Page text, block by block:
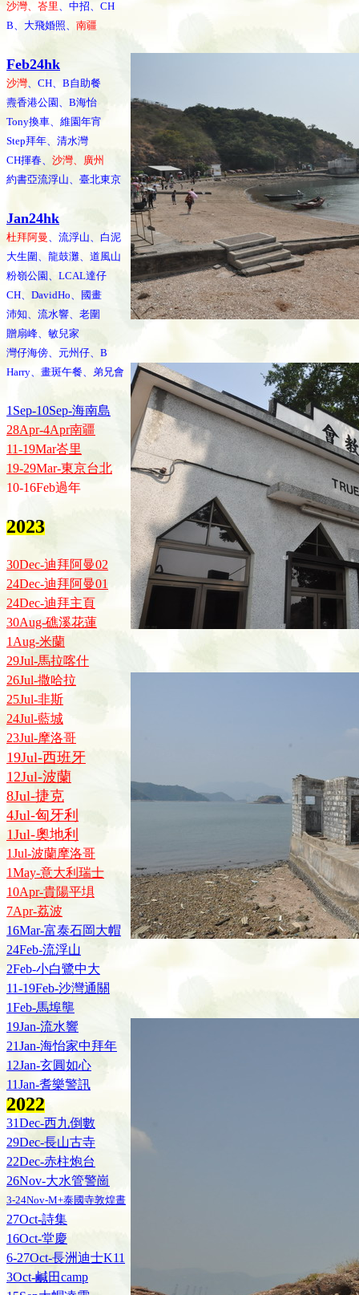
沙灣、峇里、中招、CH
B、大飛婚照、 南疆
Feb24hk
沙灣、CH、B自助餐
燾香港公園、B海怡
Tony換車、維園年宵
Step拜年、清水灣
CH揮春、 沙灣、廣州
約書亞流浮山、臺北東京
Jan24hk
杜拜阿曼、流浮山、白泥
大生圍、龍鼓灘、道風山
粉嶺公園、LCAL達仔
CH、DavidHo、國畫
沛知、流水響、老圍
贈扇峰、敏兒家
灣仔海傍、元州仔、B
Harry、畫斑午餐、弟兄會
1Sep-10Sep-海南島
28Apr-4Apr南疆
11-19Mar峇里
19-29Mar-東京台北
10-16Feb過年
2023
30Dec-迪拜阿曼02
24Dec-迪拜阿曼01
24Dec-迪拜主頁
30Aug-礁溪花蓮
1Aug-米蘭
29Jul-馬拉喀什
26Jul-撒哈拉
25Jul-非斯
24Jul-藍城
23Jul-摩洛哥
19Jul-西班牙
12Jul-波蘭
8Jul-捷克
4Jul-匈牙利
1Jul-奧地利
1Jul-波蘭摩洛哥
1May-意大利瑞士
10Apr-貴陽平埧
7Apr-荔波
16Mar-富泰石岡大帽
24Feb-流浮山
2Feb-小白鷺中大
11-19Feb-沙灣通關
1Feb-馬埠壟
19Jan-流水響
21Jan-海怡家中拜年
12Jan-玄圓如心
11Jan-耆樂警訊
2022
31Dec-西九倒數
29Dec-長山古寺
22Dec-赤柱炮台
26Nov-大水管警崗
3-24Nov-M+泰國寺敦煌晝
27Oct-詩集
16Oct-堂慶
6-27Oct-長洲迪士K11
3Oct-鹹田camp